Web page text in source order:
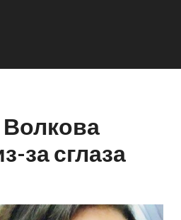
Волкова
за сглаза